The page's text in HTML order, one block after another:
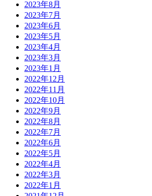
2023年8月
2023年7月
2023年6月
2023年5月
2023年4月
2023年3月
2023年1月
2022年12月
2022年11月
2022年10月
2022年9月
2022年8月
2022年7月
2022年6月
2022年5月
2022年4月
2022年3月
2022年1月